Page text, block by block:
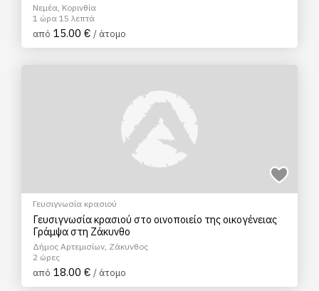
Νεμέα, Κορινθία
1 ώρα 15 λεπτά
από 15.00 € / άτομο
Γευσιγνωσία κρασιού
Γευσιγνωσία κρασιού στο οινοποιείο της οικογένειας
Γράμψα στη Ζάκυνθο
Δήμος Αρτεμισίων, Ζάκυνθος
2 ώρες
από 18.00 € / άτομο